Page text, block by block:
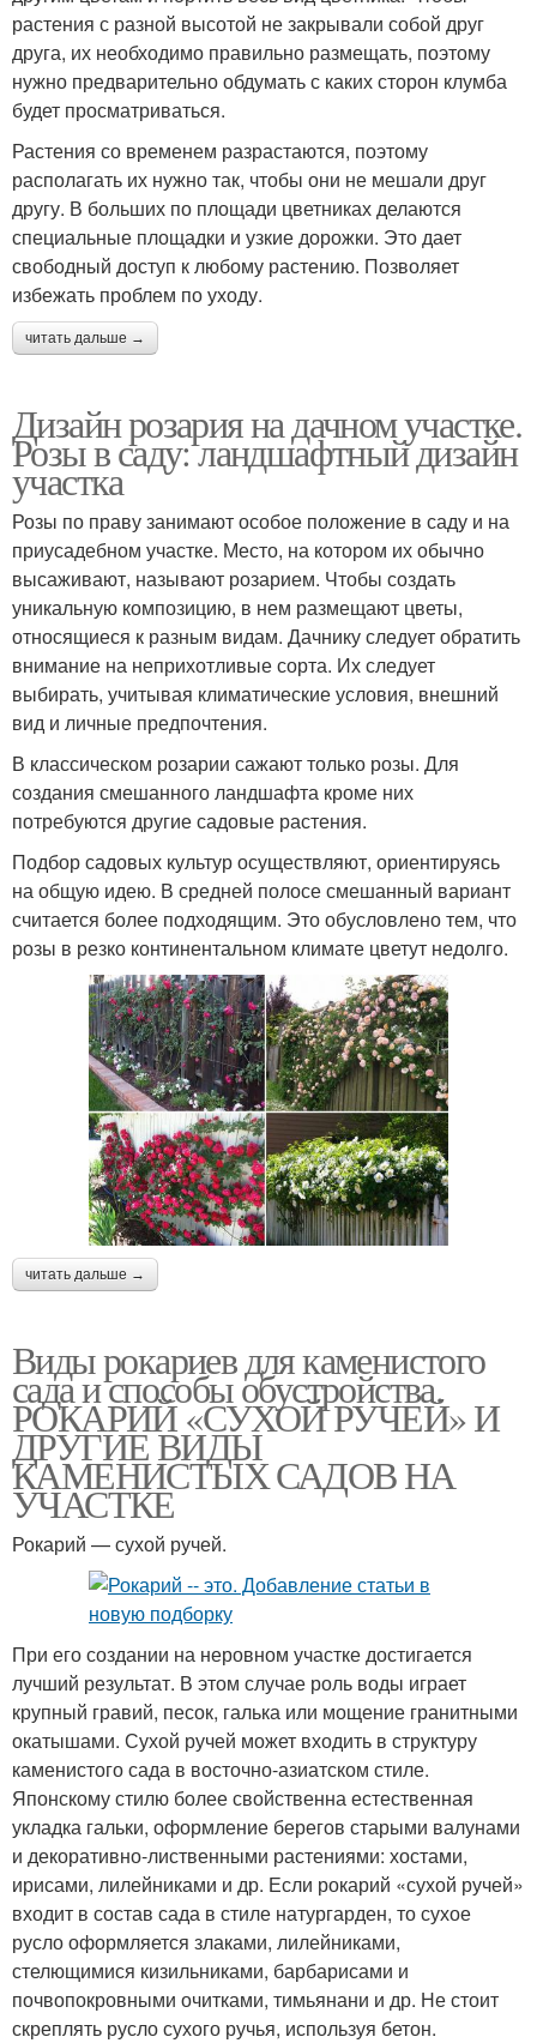
растения с разной высотой не закрывали собой друг
друга, их необходимо правильно размещать, поэтому
нужно предварительно обдумать с каких сторон клумба
будет просматриваться.
Растения со временем разрастаются, поэтому
располагать их нужно так, чтобы они не мешали друг
другу. В больших по площади цветниках делаются
специальные площадки и узкие дорожки. Это дает
свободный доступ к любому растению. Позволяет
избежать проблем по уходу.
читать дальше →
Дизайн розария на дачном участке.
Розы в саду: ландшафтный дизайн
участка
Розы по праву занимают особое положение в саду и на
приусадебном участке. Место, на котором их обычно
высаживают, называют розарием. Чтобы создать
уникальную композицию, в нем размещают цветы,
относящиеся к разным видам. Дачнику следует обратить
внимание на неприхотливые сорта. Их следует
выбирать, учитывая климатические условия, внешний
вид и личные предпочтения.
В классическом розарии сажают только розы. Для
создания смешанного ландшафта кроме них
потребуются другие садовые растения.
Подбор садовых культур осуществляют, ориентируясь
на общую идею. В средней полосе смешанный вариант
считается более подходящим. Это обусловлено тем, что
розы в резко континентальном климате цветут недолго.
читать дальше →
Виды рокариев для каменистого
сада и способы обустройства.
РОКАРИЙ «СУХОЙ РУЧЕЙ» И
ДРУГИЕ ВИДЫ
КАМЕНИСТЫХ САДОВ НА
УЧАСТКЕ
Рокарий — сухой ручей.
При его создании на неровном участке достигается
лучший результат. В этом случае роль воды играет
крупный гравий, песок, галька или мощение гранитными
окатышами. Сухой ручей может входить в структуру
каменистого сада в восточно-азиатском стиле.
Японскому стилю более свойственна естественная
укладка гальки, оформление берегов старыми валунами
и декоративно-лиственными растениями: хостами,
ирисами, лилейниками и др. Если рокарий «сухой ручей»
входит в состав сада в стиле натургарден, то сухое
русло оформляется злаками, лилейниками,
стелющимися кизильниками, барбарисами и
почвопокровными очитками, тимьянани и др. Не стоит
скреплять русло сухого ручья, используя бетон.